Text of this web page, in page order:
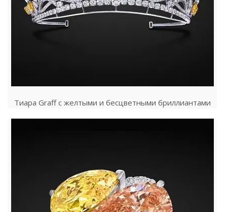
Тиара Graff с желтыми и бесцветными бриллиантами